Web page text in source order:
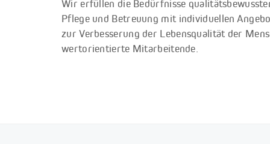
Wir erfüllen die Bedürfnisse
Pflege und Betreuung mit individuellen
zur Verbesserung der Lebensqualität der
wertorientierte Mitarbeitende.